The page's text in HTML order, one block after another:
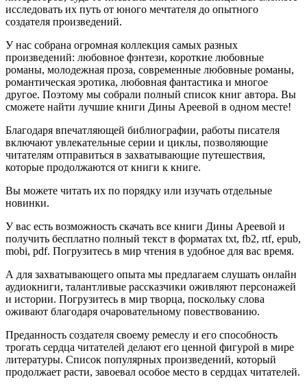
исследовать их путь от юного мечтателя до опытного
создателя произведений.
У нас собрана огромная коллекция самых разных
произведений: любовное фэнтези, короткие любовные
романы, молодежная проза, современные любовные романы,
романтическая эротика, любовная фантастика и многое
другое. Поэтому мы собрали полный список книг автора. Вы
сможете найти лучшие книги Дины Ареевой в одном месте!
Благодаря впечатляющей библиографии, работы писателя
включают увлекательные серии и циклы, позволяющие
читателям отправиться в захватывающие путешествия,
которые продолжаются от книги к книге.
Вы можете читать их по порядку или изучать отдельные
новинки.
У вас есть возможность скачать все книги Дины Ареевой и
получить бесплатно полный текст в форматах txt, fb2, rtf, epub,
mobi, pdf. Погрузитесь в мир чтения в удобное для вас время.
А для захватывающего опыта мы предлагаем слушать онлайн
аудиокниги, талантливые рассказчики оживляют персонажей
и истории. Погрузитесь в мир творца, поскольку слова
оживают благодаря очаровательному повествованию.
Преданность создателя своему ремеслу и его способность
трогать сердца читателей делают его ценной фигурой в мире
литературы. Список популярных произведений, который
продолжает расти, завоевал особое место в сердцах читателей.